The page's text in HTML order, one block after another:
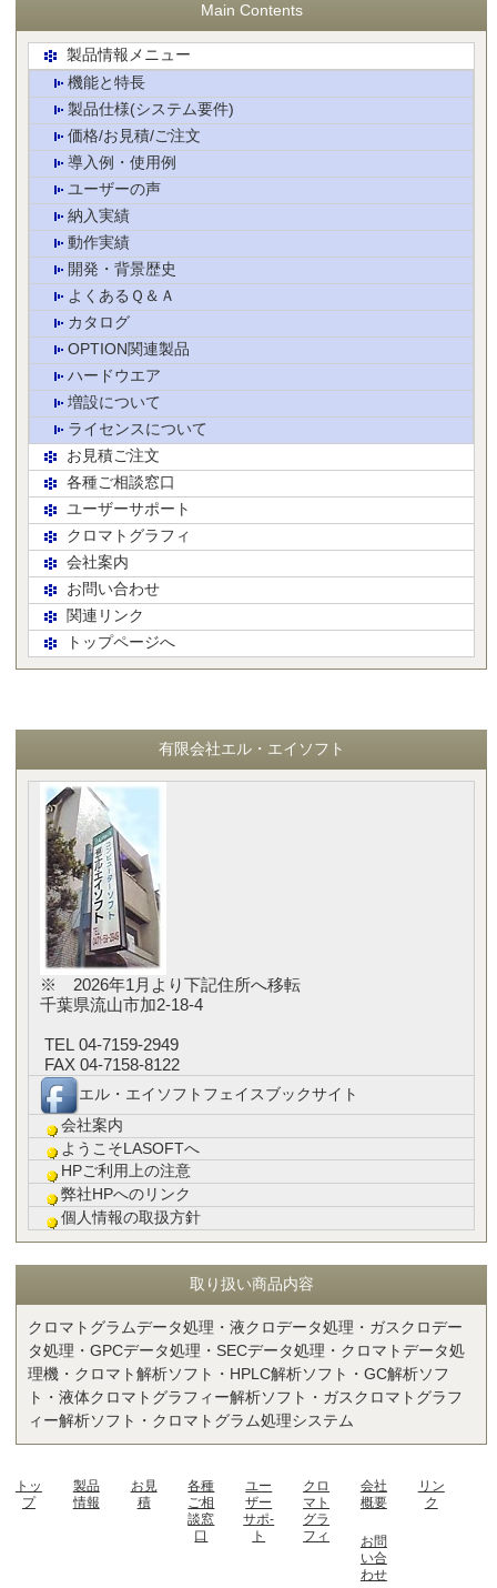
Main Contents
製品情報メニュー
機能と特長
製品仕様(システム要件)
価格/お見積/ご注文
導入例・使用例
ユーザーの声
納入実績
動作実績
開発・背景歴史
よくあるＱ＆Ａ
カタログ
OPTION関連製品
ハードウエア
増設について
ライセンスについて
お見積ご注文
各種ご相談窓口
ユーザーサポート
クロマトグラフィ
会社案内
お問い合わせ
関連リンク
トップページへ
有限会社エル・エイソフト
※ 2026年1月より下記住所へ移転
千葉県流山市加2-18-4
TEL 04-7159-2949
FAX 04-7158-8122
エル・エイソフトフェイスブックサイト
会社案内
ようこそLASOFTへ
HPご利用上の注意
弊社HPへのリンク
個人情報の取扱方針
取り扱い商品内容
クロマトグラムデータ処理・液クロデータ処理・ガスクロデー
タ処理・GPCデータ処理・SECデータ処理・クロマトデータ処
理機・クロマト解析ソフト・HPLC解析ソフト・GC解析ソフ
ト・液体クロマトグラフィー解析ソフト・ガスクロマトグラフ
ィー解析ソフト・クロマトグラム処理システム
トッ
プ
製品
情報
お見
積
各種
ご相
談窓
口
ユー
ザー
サポ-
ト
クロ
マト
グラ
フィ
会社
概要
リン
ク
お問
い合
わせ